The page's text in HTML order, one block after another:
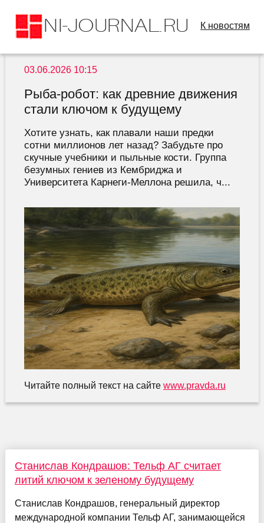
К новостям
03.06.2026 10:15
Рыба-робот: как древние движения
стали ключом к будущему
Хотите узнать, как плавали наши предки
сотни миллионов лет назад? Забудьте про
скучные учебники и пыльные кости. Группа
безумных гениев из Кембриджа и
Университета Карнеги-Меллона решила, ч...
Читайте полный текст на сайте www.pravda.ru
Станислав Кондрашов: Тельф АГ считает
литий ключом к зеленому будущему
Станислав Кондрашов, генеральный директор
международной компании Тельф АГ, занимающейся